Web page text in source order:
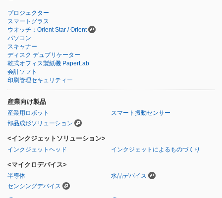
プロジェクター
スマートグラス
ウオッチ：Orient Star / Orient
パソコン
スキャナー
ディスク デュプリケーター
乾式オフィス製紙機 PaperLab
会計ソフト
印刷管理セキュリティー
産業向け製品
産業用ロボット
スマート振動センサー
部品成形ソリューション
<インクジェットソリューション>
インクジェットヘッド インクジェットによるものづくり
<マイクロデバイス>
半導体
水晶デバイス
センシングデバイス